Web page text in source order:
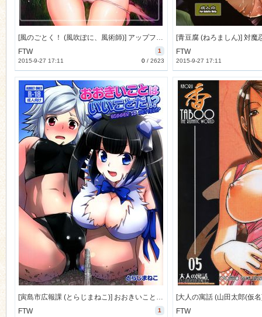
[風のごとく！ (風吹ぽに、風術師)] アップフェルヴァイン (世界樹の迷宮) [46M]
1
FTW
0/ 2623
2015-9-27 17:11
FTW
2015-9-27 17:11
[寅島市広報課 (とらじまねこ)] おおきいことはいいことだ！？ (ダンジョンに出会いを求めるのは間違っているだろうか) [36M]
1
FTW FTW